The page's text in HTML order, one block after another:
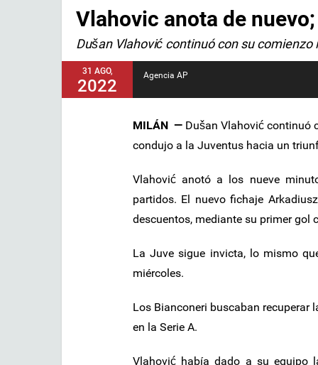
Vlahovic anota de
Dušan Vlahović continuó con su
31 AGO,
2022
Agencia AP
MILÁN — Dušan Vlahović continuó
condujo a la Juventus hacia un
Vlahović anotó a los nueve
partidos. El nuevo fichaje
descuentos, mediante su primer gol
La Juve sigue invicta, lo mismo
miércoles.
Los Bianconeri buscaban recuperar
en la Serie A.
Vlahović había dado a su equipo